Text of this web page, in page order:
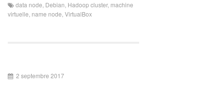
data node Debian Hadoop cluster, machine
virtuelle name node VirtualBox
2 septembre 2017